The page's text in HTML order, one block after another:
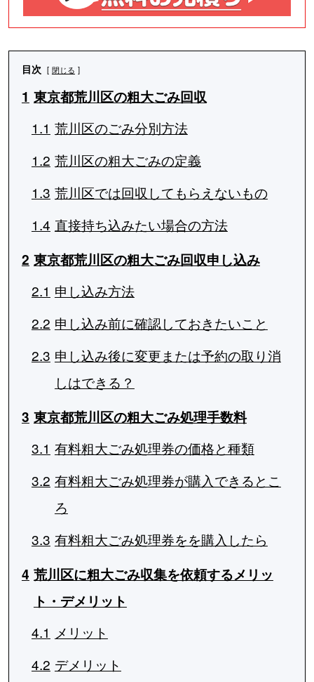
目次 閉じる
1 東京都荒川区の粗大ごみ回収
1.1 荒川区のごみ分別方法
1.2 荒川区の粗大ごみの定義
1.3 荒川区では回収してもらえないもの
1.4 直接持ち込みたい場合の方法
2 東京都荒川区の粗大ごみ回収申し込み
2.1 申し込み方法
2.2 申し込み前に確認しておきたいこと
2.3 申し込み後に変更または予約の取り消
しはできる？
3 東京都荒川区の粗大ごみ処理手数料
3.1 有料粗大ごみ処理券の価格と種類
3.2 有料粗大ごみ処理券が購入できるとこ
ろ
3.3 有料粗大ごみ処理券をを購入したら
4 荒川区に粗大ごみ収集を依頼するメリッ
ト・デメリット
4.1 メリット
4.2 デメリット